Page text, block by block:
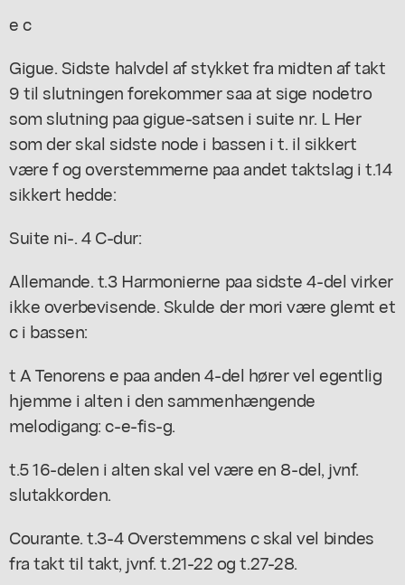
e c
Gigue. Sidste halvdel af stykket fra midten af takt
9 til slutningen forekommer saa at sige nodetro
som slutning paa gigue-satsen i suite nr. L Her
som der skal sidste node i bassen i t. il sikkert
være f og overstemmerne paa andet taktslag i t.14
sikkert hedde:
Suite ni-. 4 C-dur:
Allemande. t.3 Harmonierne paa sidste 4-del virker
ikke overbevisende. Skulde der mori være glemt et
c i bassen:
t A Tenorens e paa anden 4-del hører vel egentlig
hjemme i alten i den sammenhængende
melodigang: c-e-fis-g.
t.5 16-delen i alten skal vel være en 8-del, jvnf.
slutakkorden.
Courante. t.3-4 Overstemmens c skal vel bindes
fra takt til takt, jvnf. t.21-22 og t.27-28.